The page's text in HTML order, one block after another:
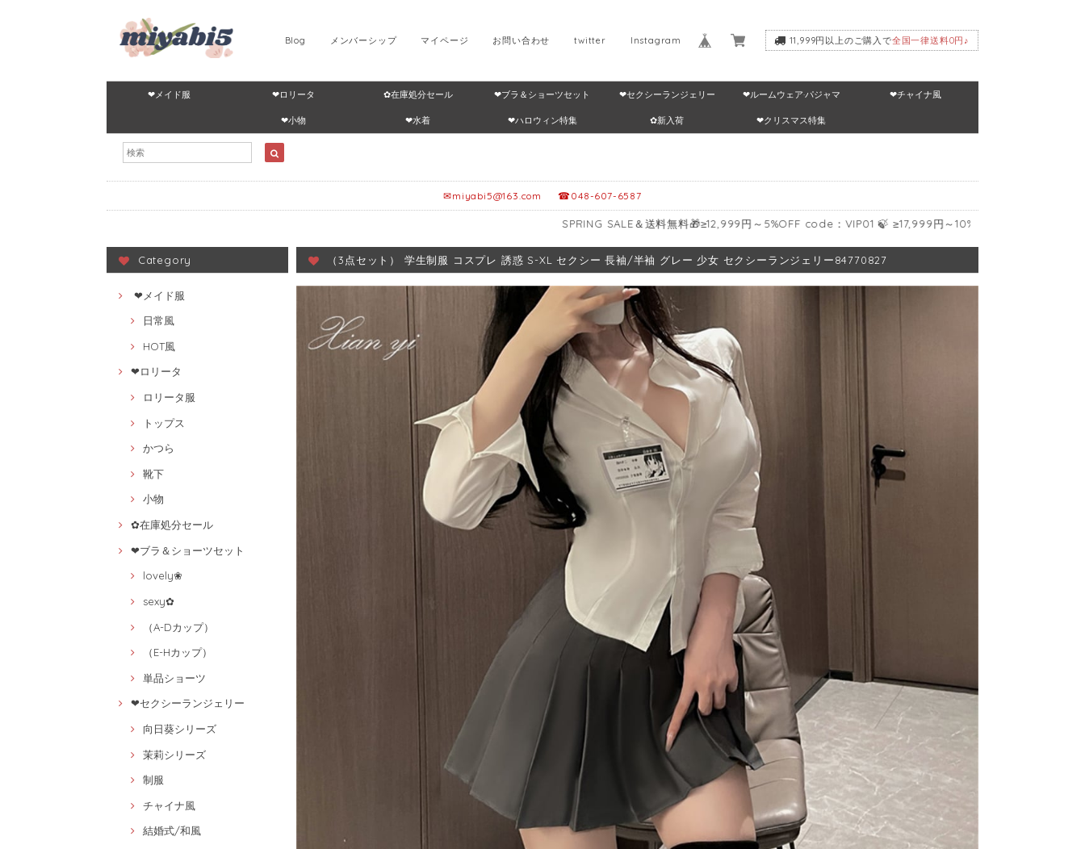
11,999円以上のご購入で全国一律送料0円♪
Instagram
twitter
お問い合わせ
マイページ
メンバーシップ
Blog
返品・交換について
Home
❤メイド服 ❤ロリータ ✿在庫処分セール ❤ブラ＆ショーツセット ❤セクシーランジェリー ❤ルームウェア·パジャマ ❤チャイナ風
❤小物 ❤水着 ❤ハロウィン特集 ✿新入荷 ❤クリスマス特集
✉miyabi5@163.com ☎048-607-6587
SPRING SALE＆送料無料🎁≥12,999円～5%OFF code：VIP01 🍃 ≥17,999円～10%OFF code：VIP02 🍃 ≥24,999円
Category
❤メイド服
日常風
HOT風
❤ロリータ
ロリータ服
トップス
かつら
靴下
小物
✿在庫処分セール
❤ブラ＆ショーツセット
lovely❀
sexy✿
（A-Dカップ）
（E-Hカップ）
単品ショーツ
❤セクシーランジェリー
向日葵シリーズ
茉莉シリーズ
制服
チャイナ風
結婚式/和風
（3点セット） 学生制服 コスプレ 誘惑 S-XL セクシー 長袖/半袖 グレー 少女 セクシーランジェリー84770827